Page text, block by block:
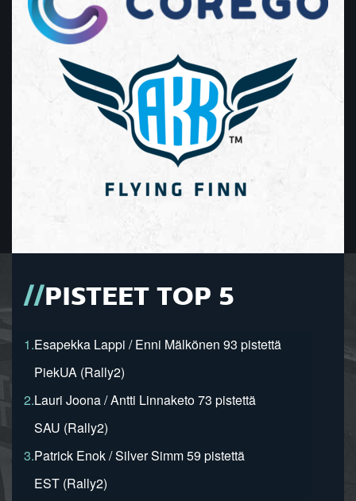
PISTEET TOP 5
1.Esapekka Lappi / Enni Mälkönen 93 pistettä
PiekUA (Rally2)
2.Lauri Joona / Antti Linnaketo 73 pistettä
SAU (Rally2)
3.Patrick Enok / Silver Simm 59 pistettä
EST (Rally2)